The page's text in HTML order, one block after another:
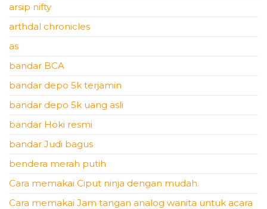
arsip nifty
arthdal chronicles
as
bandar BCA
bandar depo 5k terjamin
bandar depo 5k uang asli
bandar Hoki resmi
bandar Judi bagus
bendera merah putih
Cara memakai Ciput ninja dengan mudah.
Cara memakai Jam tangan analog wanita untuk acara